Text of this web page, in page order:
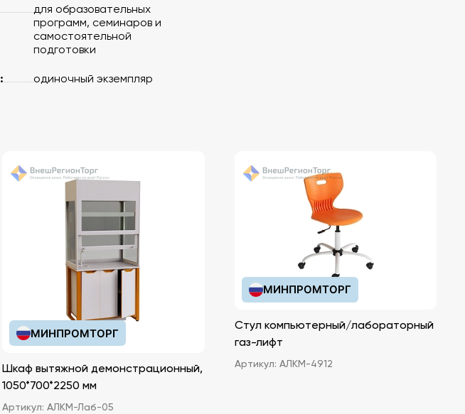
для образовательных
программ, семинаров и
самостоятельной
подготовки
одиночный экземпляр
МИНПРОМТОРГ
Шкаф вытяжной демонстрационный,
1050*700*2250 мм
Артикул: АЛКМ-Лаб-05
МИНПРОМТОРГ
Стул компьютерный/лабораторный
газ-лифт
Артикул: АЛКМ-4912